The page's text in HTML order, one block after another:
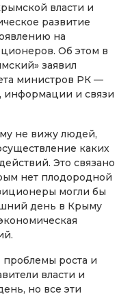
власти и
развитие
на
Об этом в
заявил
министров РК —
информации и связи
не вижу людей,
каких
Это связано
нет плодородной
могли бы
день в Крыму
проблемы роста и
власти и
но все эти